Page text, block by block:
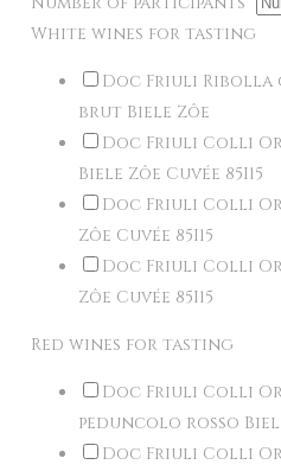
White wines for tasting
Doc Friuli Ribolla
brut Biele Zôe
Doc Friuli Colli
Biele Zôe Cuvée 85I15
Doc Friuli Colli
Zôe Cuvée 85I15
Doc Friuli Colli
Zôe Cuvée 85I15
Red wines for tasting
Doc Friuli Colli
peduncolo rosso Biele
Doc Friuli Colli